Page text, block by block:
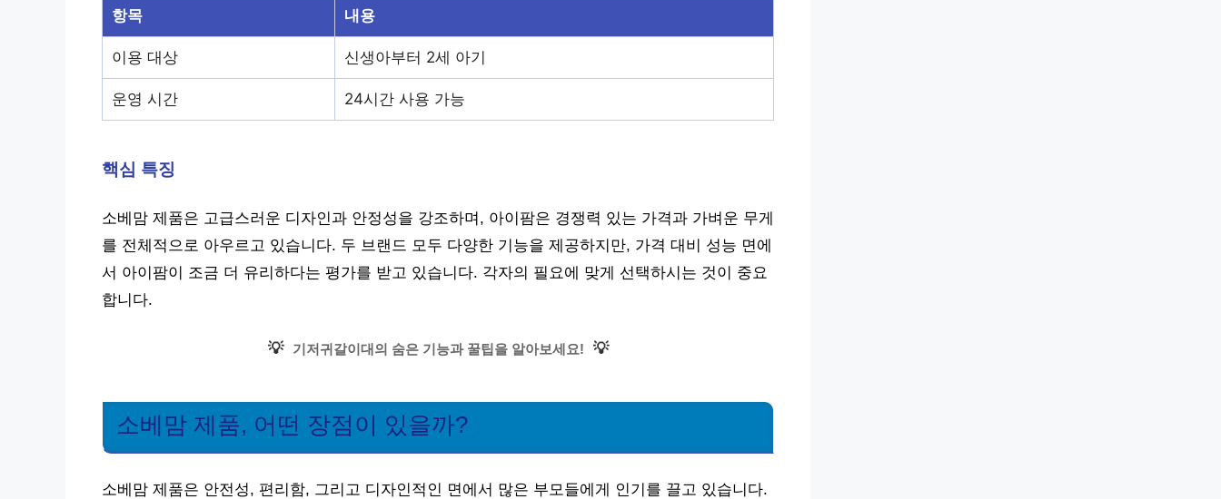
항목 내용
이용 대상 신생아부터 2세 아기
운영 시간 24시간 사용 가능
핵심 특징
소베맘 제품은 고급스러운 디자인과 안정성을 강조하며, 아이팜은 경쟁력 있는 가격과 가벼운 무게
를 전체적으로 아우르고 있습니다. 두 브랜드 모두 다양한 기능을 제공하지만, 가격 대비 성능 면에
서 아이팜이 조금 더 유리하다는 평가를 받고 있습니다. 각자의 필요에 맞게 선택하시는 것이 중요
합니다.
💡 기저귀갈이대의 숨은 기능과 꿀팁을 알아보세요! 💡
소베맘 제품, 어떤 장점이 있을까?
소베맘 제품은 안전성, 편리함, 그리고 디자인적인 면에서 많은 부모들에게 인기를 끌고 있습니다.